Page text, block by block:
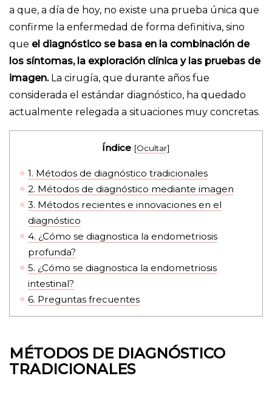
a que, a día de hoy, no existe una prueba única que
confirme la enfermedad de forma definitiva, sino
que el diagnóstico se basa en la combinación de
los síntomas, la exploración clínica y las pruebas de
imagen. La cirugía, que durante años fue
considerada el estándar diagnóstico, ha quedado
actualmente relegada a situaciones muy concretas.
Índice [Ocultar]
1. Métodos de diagnóstico tradicionales
2. Métodos de diagnóstico mediante imagen
3. Métodos recientes e innovaciones en el
diagnóstico
4. ¿Cómo se diagnostica la endometriosis
profunda?
5. ¿Cómo se diagnostica la endometriosis
intestinal?
6. Preguntas frecuentes
MÉTODOS DE DIAGNÓSTICO
TRADICIONALES